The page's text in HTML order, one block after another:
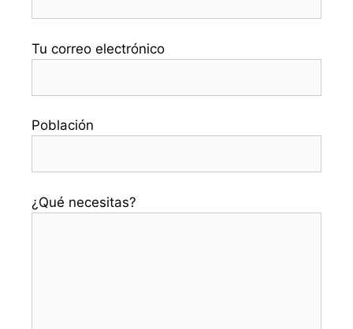
Tu correo electrónico
Población
¿Qué necesitas?